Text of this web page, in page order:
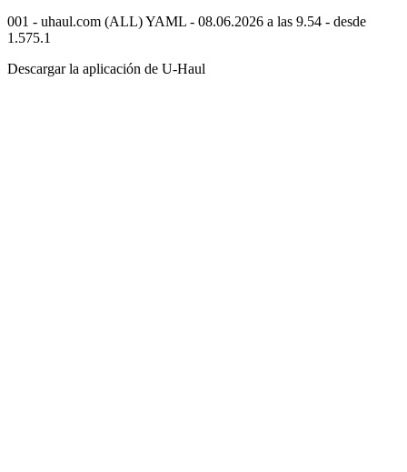
001 - uhaul.com (ALL) YAML - 08.06.2026 a las 9.54 - desde
1.575.1
Descargar la aplicación de U-Haul